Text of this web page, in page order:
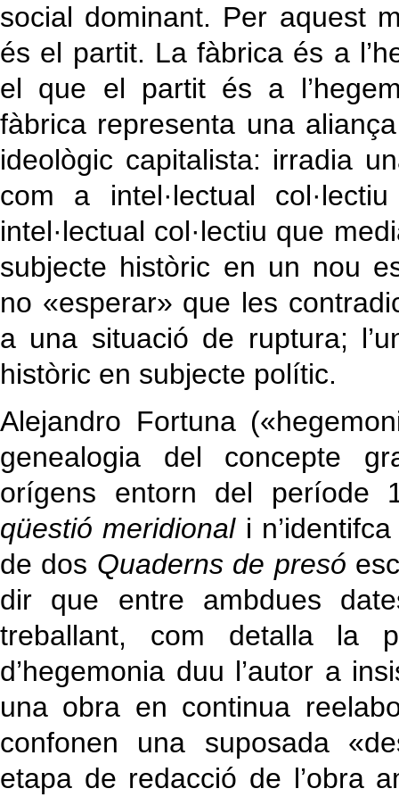
social dominant. Per aquest
és el partit. La fàbrica és a
el que el partit és a
fàbrica representa una
ideològic capitalista: irradia
com a intel·lectual
intel·lectual col·lectiu que
subjecte històric en un nou
no «esperar» que les
a una situació de ruptura;
històric en subjecte polític.
Alejandro Fortuna
genealogia del concepte
orígens entorn del període
qüestió meridionali
de dos Quaderns de presó
dir que entre ambdues
treballant, com detalla la
d’hegemonia duu l’autor a
una obra en continua
confonen una suposada
etapa de redacció de l’obra